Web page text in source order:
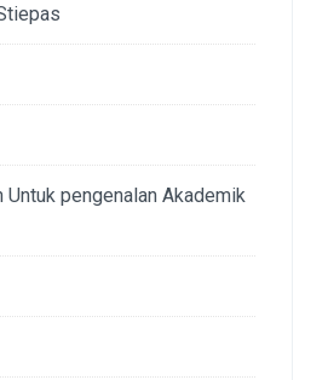
Untuk pengenalan Akademik